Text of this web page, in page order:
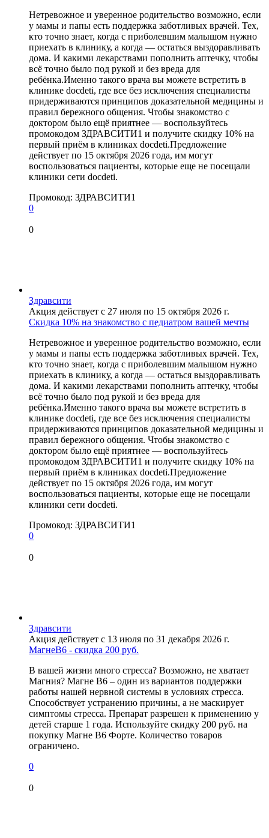
Нетревожное и уверенное родительство возможно, если
у мамы и папы есть поддержка заботливых врачей. Тех,
кто точно знает, когда с приболевшим малышом нужно
приехать в клинику, а когда — остаться выздоравливать
дома. И какими лекарствами пополнить аптечку, чтобы
всё точно было под рукой и без вреда для
ребёнка.Именно такого врача вы можете встретить в
клинике docdeti, где все без исключения специалисты
придерживаются принципов доказательной медицины и
правил бережного общения. Чтобы знакомство с
доктором было ещё приятнее — воспользуйтесь
промокодом ЗДРАВСИТИ1 и получите скидку 10% на
первый приём в клиниках docdeti.Предложение
действует по 15 октября 2026 года, им могут
воспользоваться пациенты, которые еще не посещали
клиники сети docdeti.
Промокод: ЗДРАВСИТИ1
0
0
Здравсити
Акция действует с 27 июля по 15 октября 2026 г.
Скидка 10% на знакомство с педиатром вашей мечты
Нетревожное и уверенное родительство возможно, если
у мамы и папы есть поддержка заботливых врачей. Тех,
кто точно знает, когда с приболевшим малышом нужно
приехать в клинику, а когда — остаться выздоравливать
дома. И какими лекарствами пополнить аптечку, чтобы
всё точно было под рукой и без вреда для
ребёнка.Именно такого врача вы можете встретить в
клинике docdeti, где все без исключения специалисты
придерживаются принципов доказательной медицины и
правил бережного общения. Чтобы знакомство с
доктором было ещё приятнее — воспользуйтесь
промокодом ЗДРАВСИТИ1 и получите скидку 10% на
первый приём в клиниках docdeti.Предложение
действует по 15 октября 2026 года, им могут
воспользоваться пациенты, которые еще не посещали
клиники сети docdeti.
Промокод: ЗДРАВСИТИ1
0
0
Здравсити
Акция действует с 13 июля по 31 декабря 2026 г.
МагнеB6 - скидка 200 руб.
В вашей жизни много стресса? Возможно, не хватает
Магния? Магне В6 – один из вариантов поддержки
работы нашей нервной системы в условиях стресса.
Способствует устранению причины, а не маскирует
симптомы стресса. Препарат разрешен к применению у
детей старше 1 года. Используйте скидку 200 руб. на
покупку Магне B6 Форте. Количество товаров
ограничено.
0
0